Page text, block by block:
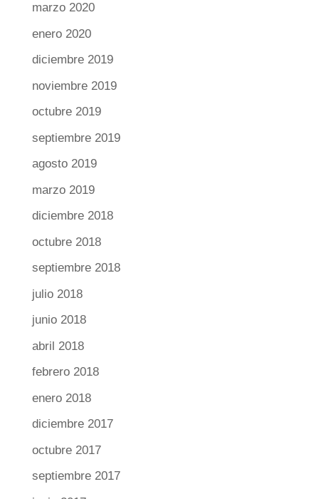
marzo 2020
enero 2020
diciembre 2019
noviembre 2019
octubre 2019
septiembre 2019
agosto 2019
marzo 2019
diciembre 2018
octubre 2018
septiembre 2018
julio 2018
junio 2018
abril 2018
febrero 2018
enero 2018
diciembre 2017
octubre 2017
septiembre 2017